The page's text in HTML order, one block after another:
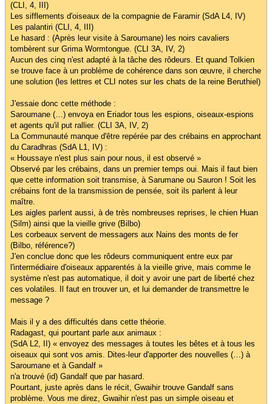
(CLI, 4, III)
Les sifflements d'oiseaux de la compagnie de Faramir (SdA L4, IV)
Les palantiri (CLI, 4, III)
Le hasard : (Après leur visite à Saroumane) les noirs cavaliers
tombèrent sur Grima Wormtongue. (CLI 3A, IV, 2)
Aucun des cinq n'est adapté à la tâche des rôdeurs. Et quand Tolkien
se trouve face à un problème de cohérence dans son œuvre, il cherche
une solution (les lettres et CLI notes sur les chats de la reine Beruthiel)
J'essaie donc cette méthode :
Saroumane (…) envoya en Eriador tous les espions, oiseaux-espions
et agents qu'il put rallier. (CLI 3A, IV, 2)
La Communauté manque d'être repérée par des crébains en approchant
du Caradhras (SdA L1, IV) :
« Houssaye n'est plus sain pour nous, il est observé »
Observé par les crébains, dans un premier temps oui. Mais il faut bien
que cette information soit transmise, à Sarumane ou Sauron ! Soit les
crébains font de la transmission de pensée, soit ils parlent à leur
maître.
Les aigles parlent aussi, à de très nombreuses reprises, le chien Huan
(Silm) ainsi que la vieille grive (Bilbo)
Les corbeaux servent de messagers aux Nains des monts de fer
(Bilbo, référence?)
J'en conclue donc que les rôdeurs communiquent entre eux par
l'intermédiaire d'oiseaux apparentés à la vieille grive, mais comme le
système n'est pas automatique, il doit y avoir une part de liberté chez
ces volatiles. Il faut en trouver un, et lui demander de transmettre le
message ?
Mais il y a des difficultés dans cette théorie.
Radagast, qui pourtant parle aux animaux :
(SdA L2, II) « envoyez des messages à toutes les bêtes et à tous les
oiseaux qui sont vos amis. Dites-leur d'apporter des nouvelles (…) à
Saroumane et à Gandalf »
n'a trouvé (id) Gandalf que par hasard.
Pourtant, juste après dans le récit, Gwaihir trouve Gandalf sans
problème. Vous me direz, Gwaihir n'est pas un simple oiseau et